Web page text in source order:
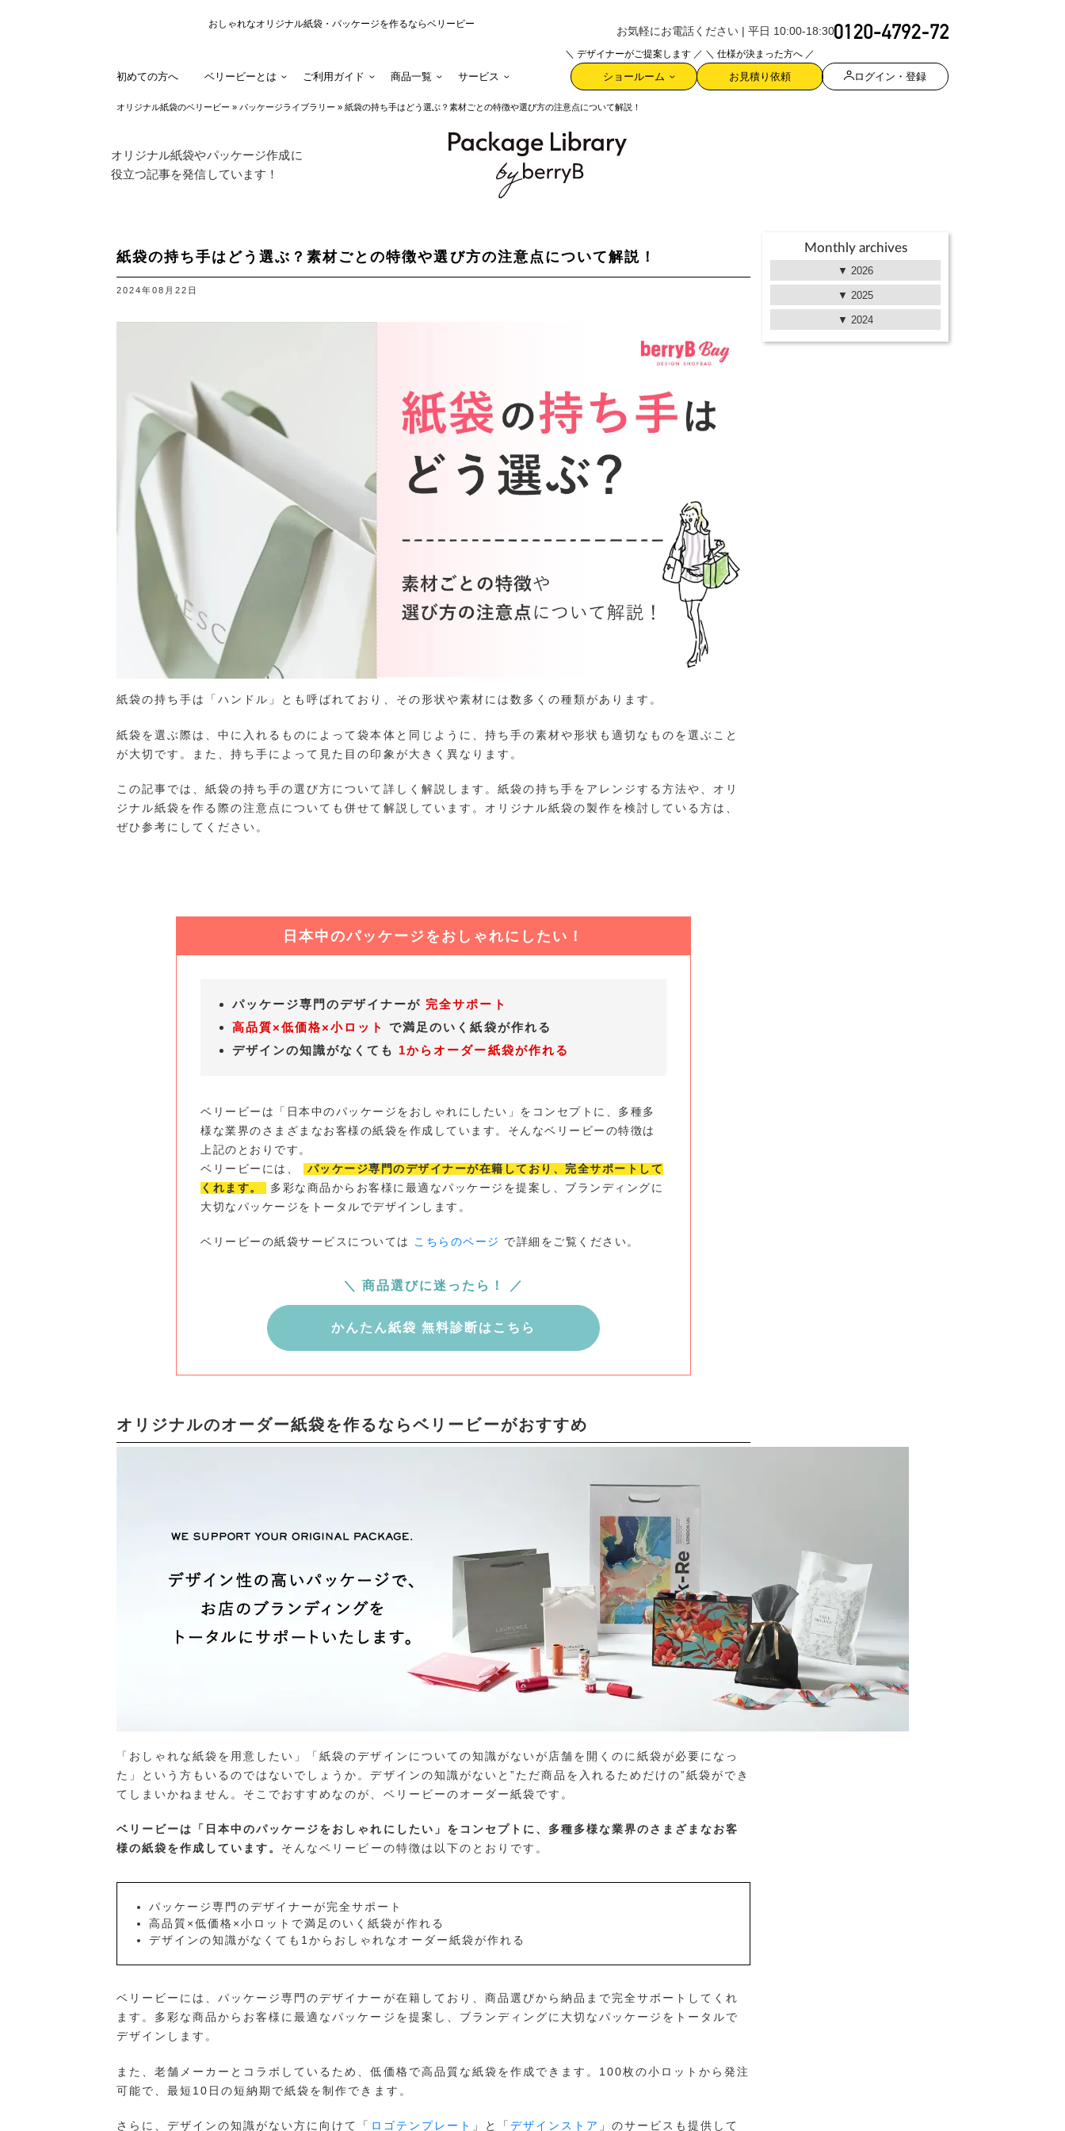
おしゃれなオリジナル紙袋・パッケージを作るならベリービー
お気軽にお電話ください | 平日 10:00-18:30
初めての方へ ベリービーとは ご利用ガイド 商品一覧 サービス
＼ デザイナーがご提案します ／
ショールーム
＼ 仕様が決まった方へ ／
お見積り依頼 ログイン・登録
オリジナル紙袋のベリービー » パッケージライブラリー » 紙袋の持ち手はどう選ぶ？素材ごとの特徴や選び方の注意点について解説！
オリジナル紙袋やパッケージ作成に
役立つ記事を発信しています！
紙袋の持ち手はどう選ぶ？素材ごとの特徴や選び方の注意点について解説！
2024年08月22日
紙袋の持ち手は「ハンドル」とも呼ばれており、その形状や素材には数多くの種類があります。
紙袋を選ぶ際は、中に入れるものによって袋本体と同じように、持ち手の素材や形状も適切なものを選ぶこと
が大切です。また、持ち手によって見た目の印象が大きく異なります。
この記事では、紙袋の持ち手の選び方について詳しく解説します。紙袋の持ち手をアレンジする方法や、オリ
ジナル紙袋を作る際の注意点についても併せて解説しています。オリジナル紙袋の製作を検討している方は、
ぜひ参考にしてください。
日本中のパッケージをおしゃれにしたい！
パッケージ専門のデザイナーが 完全サポート
高品質×低価格×小ロット
で満足のいく紙袋が作れる
デザインの知識がなくても 1からオーダー紙袋が作れる
ベリービーは「日本中のパッケージをおしゃれにしたい」をコンセプトに、多種多
様な業界のさまざまなお客様の紙袋を作成しています。そんなベリービーの特徴は
上記のとおりです。
ベリービーには、
パッケージ専門のデザイナーが在籍しており、完全サポートして
くれます。
多彩な商品からお客様に最適なパッケージを提案し、ブランディングに
大切なパッケージをトータルでデザインします。
ベリービーの紙袋サービスについては こちらのページ で詳細をご覧ください。
＼ 商品選びに迷ったら！ ／
かんたん紙袋 無料診断はこちら
オリジナルのオーダー紙袋を作るならベリービーがおすすめ
「おしゃれな紙袋を用意したい」「紙袋のデザインについての知識がないが店舗を開くのに紙袋が必要になっ
た」という方もいるのではないでしょうか。デザインの知識がないと”ただ商品を入れるためだけの”紙袋ができ
てしまいかねません。そこでおすすめなのが、ベリービーのオーダー紙袋です。
ベリービーは「日本中のパッケージをおしゃれにしたい」をコンセプトに、多種多様な業界のさまざまなお客
様の紙袋を作成しています。 そんなベリービーの特徴は以下のとおりです。
パッケージ専門のデザイナーが完全サポート
高品質×低価格×小ロットで満足のいく紙袋が作れる
デザインの知識がなくても1からおしゃれなオーダー紙袋が作れる
ベリービーには、パッケージ専門のデザイナーが在籍しており、商品選びから納品まで完全サポートしてくれ
ます。多彩な商品からお客様に最適なパッケージを提案し、ブランディングに大切なパッケージをトータルで
デザインします。
また、老舗メーカーとコラボしているため、低価格で高品質な紙袋を作成できます。100枚の小ロットから発注
可能で、最短10日の短納期で紙袋を制作できます。
さらに、デザインの知識がない方に向けて「 ロゴテンプレート 」と「 デザインストア 」のサービスも提供して
Monthly archives
2026
2025
2024